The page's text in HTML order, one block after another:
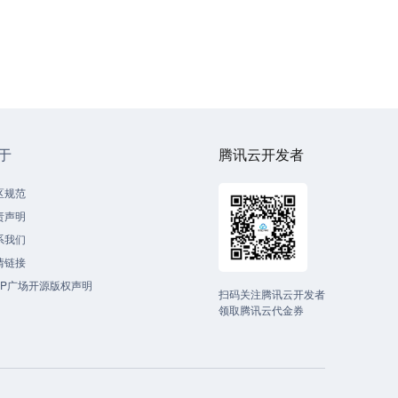
规范
声明
我们
链接
广场开源版权声明
腾讯云开发者
扫码关注腾讯云开发者
领取腾讯云代金券